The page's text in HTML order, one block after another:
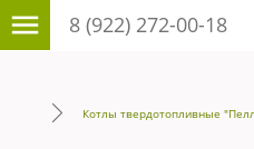
8 (922) 272-00-18
Котлы твердотопливные